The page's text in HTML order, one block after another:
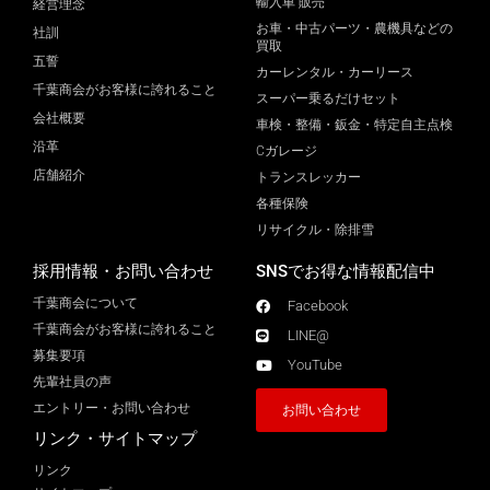
経営理念
社訓
五誓
千葉商会がお客様に誇れること
会社概要
沿革
店舗紹介
お車・中古パーツ・農機具などの
買取
カーレンタル・カーリース
スーパー乗るだけセット
車検・整備・鈑金・特定自主点検
Cガレージ
トランスレッカー
各種保険
リサイクル・除排雪
採用情報・お問い合わせ
千葉商会について
千葉商会がお客様に誇れること​
募集要項
先輩社員の声
エントリー・お問い合わせ
リンク・サイトマップ
リンク
SNSでお得な情報配信中
Facebook
LINE@
YouTube
お問い合わせ